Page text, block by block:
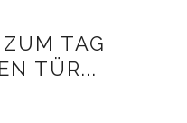
TAG
TÜR...